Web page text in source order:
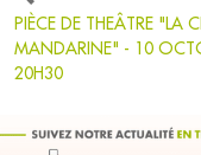
PIÈCE DE THEÂTRE "LA
MANDARINE" - 10
20H30